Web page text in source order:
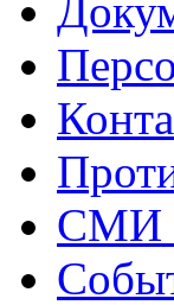
СМИ